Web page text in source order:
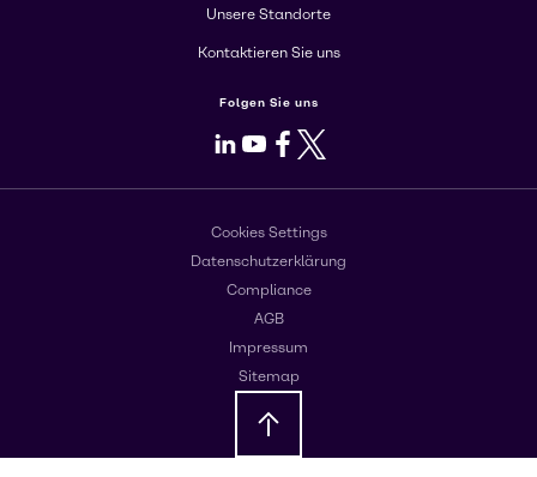
Unsere Standorte
Kontaktieren Sie uns
Folgen Sie uns
LinkedIn
Youtube
Facebook
X
Cookies Settings
Datenschutzerklärung
Compliance
AGB
Impressum
Sitemap